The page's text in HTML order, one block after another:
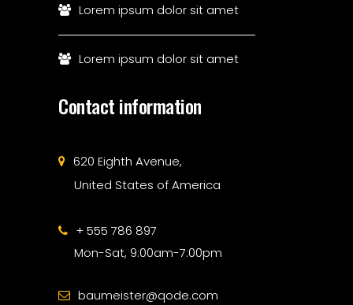
Lorem ipsum dolor sit amet
Lorem ipsum dolor sit amet
Contact information
620 Eighth Avenue,
United States of America
+ 555 786 897
Mon-Sat, 9:00am-7:00pm
baumeister@qode.com